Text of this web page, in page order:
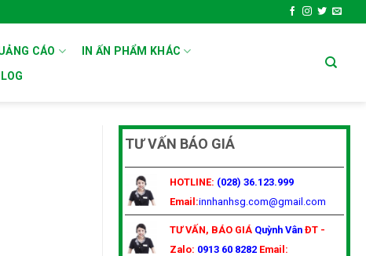
CÁO
IN ẤN PHẨM KHÁC
TƯ VẤN BÁO GIÁ
HOTLINE: (028) 36.123.999
Email:innhanhsg.com@gmail.com
TƯ VẤN, BÁO GIÁ Quỳnh Vân ĐT -
Zalo: 0913 60 8282 Email: